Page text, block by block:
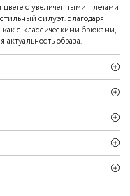
с увеличенными плечами
силуэт. Благодаря
с классическими брюками,
образа.